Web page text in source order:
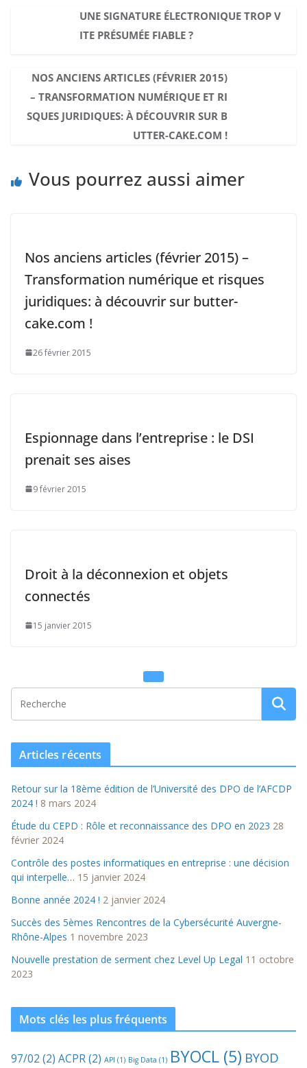
UNE SIGNATURE ÉLECTRONIQUE TROP V
ITE PRÉSUMÉE FIABLE ?
NOS ANCIENS ARTICLES (FÉVRIER 2015)
– TRANSFORMATION NUMÉRIQUE ET RI
SQUES JURIDIQUES: À DÉCOUVRIR SUR B
UTTER-CAKE.COM !
Vous pourrez aussi aimer
Nos anciens articles (février 2015) –
Transformation numérique et risques
juridiques: à découvrir sur butter-
cake.com !
26 février 2015
Espionnage dans l’entreprise : le DSI
prenait ses aises
9 février 2015
Droit à la déconnexion et objets
connectés
15 janvier 2015
Articles récents
Retour sur la 18ème édition de l’Université des DPO de l’AFCDP
2024 ! 8 mars 2024
Étude du CEPD : Rôle et reconnaissance des DPO en 2023 28
février 2024
Contrôle des postes informatiques en entreprise : une décision
qui interpelle… 15 janvier 2024
Bonne année 2024 ! 2 janvier 2024
Succès des 5èmes Rencontres de la Cybersécurité Auvergne-
Rhône-Alpes 1 novembre 2023
Nouvelle prestation de serment chez Level Up Legal 11 octobre
2023
Mots clés les plus fréquents
97/02 (2) ACPR(2) API (1) Big Data (1) BYOCL (5) BYOD